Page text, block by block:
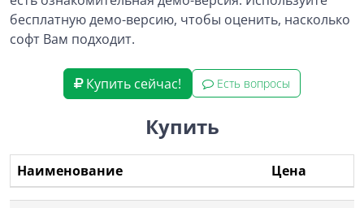
бесплатную демо-версию, чтобы оценить, насколько
софт Вам подходит.
Купить сейчас! Есть вопросы
Купить
Наименование Цена